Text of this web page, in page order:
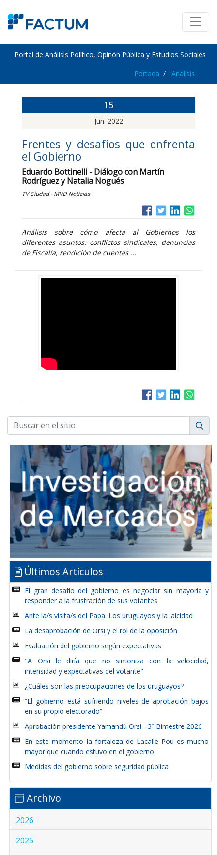
Portal de Análisis Político, Opinón Pública y Estudios Sociales
Portada Análisis
15
Jun. 2022
Frentes y desafíos que enfrenta
el Gobierno
Eduardo Bottinelli - Diálogo con Martín
Rodríguez y Natalia Nogués
TV Ciudad - MVD Noticias
Análisis sobre cómo afecta al Gobiernos los
diferentes asuntos: conflictos sindicales, denuncias
de Fiscalía, rendición de cuentas ...
Últimos Artículos
El gran desafío del gobierno es negociar sin mayoría y
responder a la frustración de sus votantes
Ante la/s visita/s del Papa: Los uruguayos y la laicidad
La desaprobación de Orsi y el rol de la oposición
Evaluación del gobierno según expectativas
"A Orsi le diría que no sintoniza con la velocidad,
intensidad y expectativas del votante"
¿Cuáles son las preocupaciones de los uruguayos?
“El gobierno está sufriendo niveles de aprobación bajos
en su propio electorado”
Aprobación presidente Yamandú Orsi - 3º Bimestre 2026
En este momento la fortaleza de Lacalle Pou es mucho
mayor que cuando estuvo en el gobierno
Medidas del gobierno sobre seguridad pública
Archivo
2026
2025